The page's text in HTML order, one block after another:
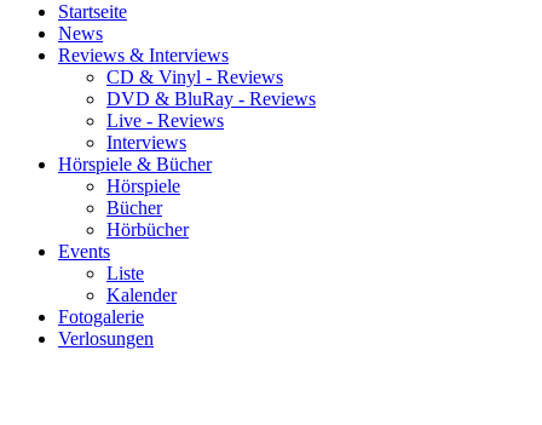
Startseite
News
Reviews & Interviews
CD & Vinyl - Reviews
DVD & BluRay - Reviews
Live - Reviews
Interviews
Hörspiele & Bücher
Hörspiele
Bücher
Hörbücher
Events
Liste
Kalender
Fotogalerie
Verlosungen